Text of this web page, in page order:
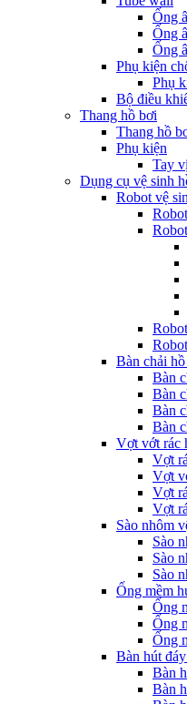
Ống
Ống
Ống
Phụ kiện
Phụ
Bộ điều
Thang hồ bơi
Thang hồ
Phụ kiện
Tay
Dụng cụ vệ sinh
Robot vệ
Bàn chải
Bàn
Bàn
Bàn
Bàn
Vợt vớt rác
Vợt
Vợt
Vợt
Vợt
Sào nhôm
Sào
Sào
Sào
Ống mềm
Ống
Ống
Ống
Bàn hút
Bàn
Bàn